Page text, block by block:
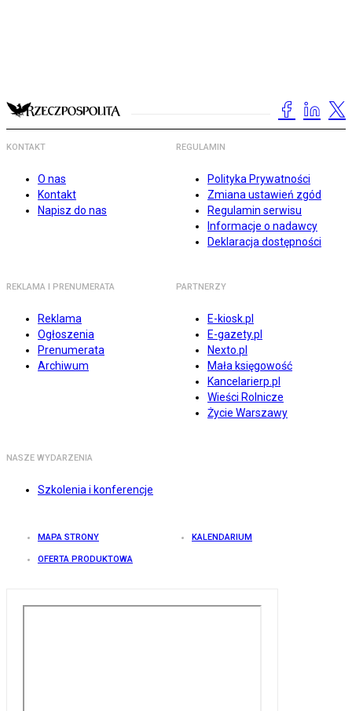
KONTAKT
O nas
Kontakt
Napisz do nas
REGULAMIN
Polityka Prywatności
Zmiana ustawień zgód
Regulamin serwisu
Informacje o nadawcy
Deklaracja dostępności
REKLAMA I PRENUMERATA
Reklama
Ogłoszenia
Prenumerata
Archiwum
PARTNERZY
E-kiosk.pl
E-gazety.pl
Nexto.pl
Mała księgowość
Kancelarierp.pl
Wieści Rolnicze
Życie Warszawy
NASZE WYDARZENIA
Szkolenia i konferencje
MAPA STRONY KALENDARIUM
OFERTA PRODUKTOWA